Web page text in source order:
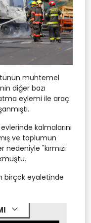
muhtemel
diğer bazı
eylemi ile araç
kalmalarını
ve toplumun
"kırmızı
birçok eyaletinde